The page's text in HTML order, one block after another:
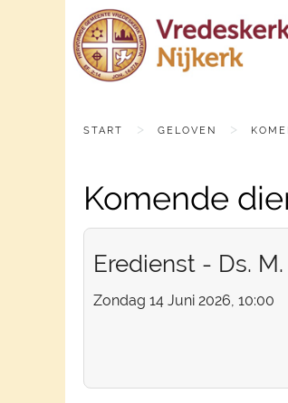
START GELOVEN
Komende
Eredienst - Ds.
Zondag 14 Juni 2026, 10:00